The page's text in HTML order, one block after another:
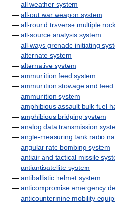
— all weather system
— all-out war weapon system
— all-round traverse multiple
— all-source analysis system
— all-ways grenade initiating
— alternate system
— alternative system
— ammunition feed system
— ammunition stowage and feed
— ammunition system
— amphibious assault bulk fuel
— amphibious bridging system
— analog data transmission
— angle-measuring tank radio
— angular rate bombing system
— antiair and tactical missile
— antiantisatellite system
— antiballistic helmet system
— anticompromise emergency
— anticountermine mobility